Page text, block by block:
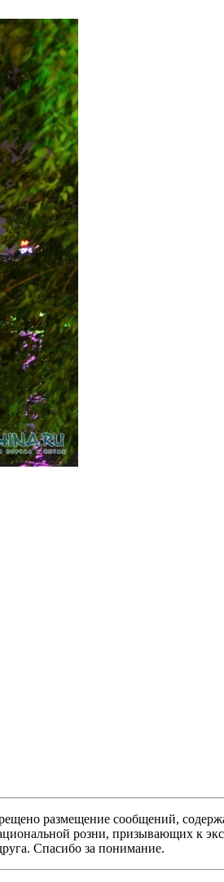
размещение сообщений,
розни, призывающих к
Спасибо за понимание.